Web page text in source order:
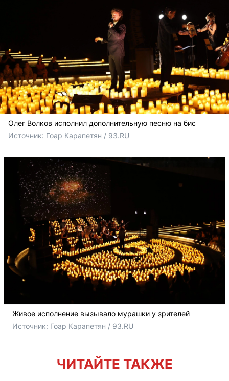
Олег Волков исполнил дополнительную песню на бис
Источник: Гоар Карапетян / 93.RU
Живое исполнение вызывало мурашки у зрителей
Источник: Гоар Карапетян / 93.RU
ЧИТАЙТЕ ТАКЖЕ